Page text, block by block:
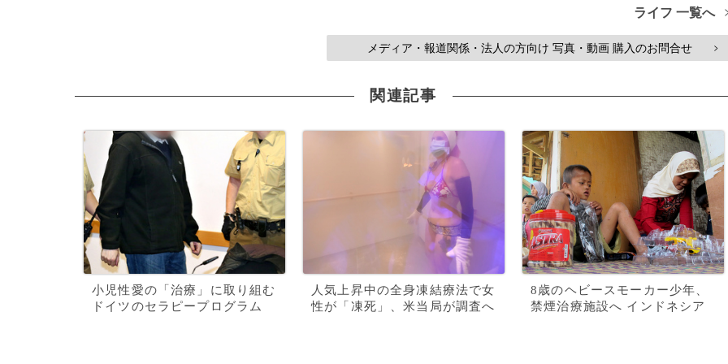
ライフ 一覧へ
メディア・報道関係・法人の方向け 写真・動画 購入のお問合せ >
関連記事
小児性愛の「治療」に取り組む
ドイツのセラピープログラム
人気上昇中の全身凍結療法で女
性が「凍死」、米当局が調査へ
8歳のヘビースモーカー少年、
禁煙治療施設へ インドネシア